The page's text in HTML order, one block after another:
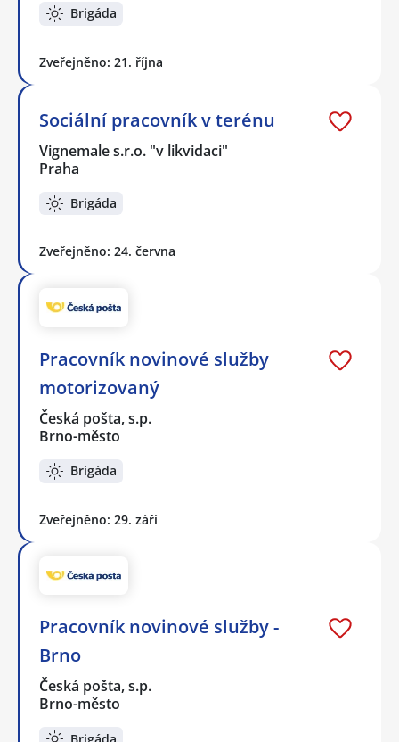
Brigáda
Zveřejněno: 21. října
Sociální pracovník v terénu
Vignemale s.r.o. "v likvidaci"
Praha
Brigáda
Zveřejněno: 24. června
Pracovník novinové služby
motorizovaný
Česká pošta, s.p.
Brno-město
Brigáda
Zveřejněno: 29. září
Pracovník novinové služby -
Brno
Česká pošta, s.p.
Brno-město
Brigáda